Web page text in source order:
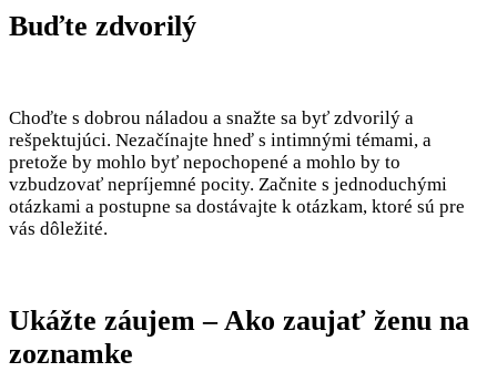
Buďte zdvorilý
Choďte s dobrou náladou a snažte sa byť zdvorilý a
rešpektujúci. Nezačínajte hneď s intimnými témami, a
pretože by mohlo byť nepochopené a mohlo by to
vzbudzovať nepríjemné pocity. Začnite s jednoduchými
otázkami a postupne sa dostávajte k otázkam, ktoré sú pre
vás dôležité.
Ukážte záujem – Ako zaujať ženu na
zoznamke